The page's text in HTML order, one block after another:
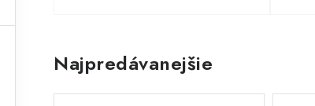
Najpredávanejšie